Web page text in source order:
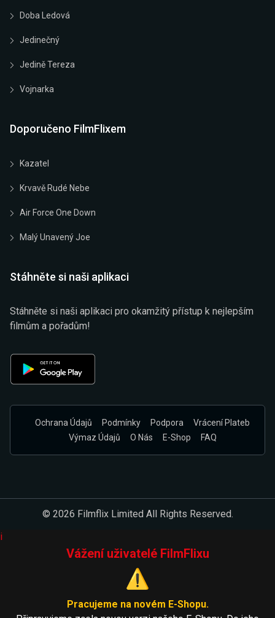
Doba Ledová
Jedinečný
Jedině Tereza
Vojnarka
Doporučeno FilmFlixem
Kazatel
Krvavě Rudé Nebe
Air Force One Down
Malý Unavený Joe
Stáhněte si naši aplikaci
Stáhněte si naši aplikaci pro okamžitý přístup k nejlepším
filmům a pořadům!
Ochrana Údajů Podmínky Podpora
Vrácení Plateb
Výmaz Údajů
O Nás E-Shop FAQ
© 2026 Filmflix Limited All Rights Reserved.
i
Vážení uživatelé FilmFlixu
⚠️
Pracujeme na novém E-Shopu.